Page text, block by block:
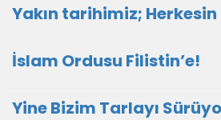
Yakın tarihimiz;
İslam Ordusu Filistin’e!
Yine Bizim Tarlayı